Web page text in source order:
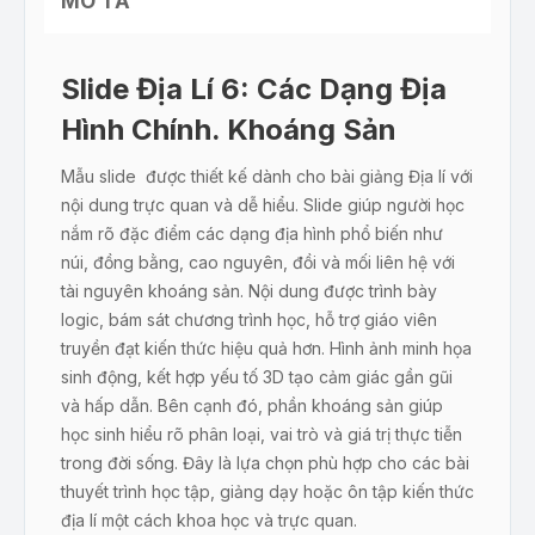
Slide Địa Lí 6: Các Dạng Địa
Hình Chính. Khoáng Sản
Mẫu slide được thiết kế dành cho bài giảng Địa lí với
nội dung trực quan và dễ hiểu. Slide giúp người học
nắm rõ đặc điểm các dạng địa hình phổ biến như
núi, đồng bằng, cao nguyên, đồi và mối liên hệ với
tài nguyên khoáng sản. Nội dung được trình bày
logic, bám sát chương trình học, hỗ trợ giáo viên
truyền đạt kiến thức hiệu quả hơn. Hình ảnh minh họa
sinh động, kết hợp yếu tố 3D tạo cảm giác gần gũi
và hấp dẫn. Bên cạnh đó, phần khoáng sản giúp
học sinh hiểu rõ phân loại, vai trò và giá trị thực tiễn
trong đời sống. Đây là lựa chọn phù hợp cho các bài
thuyết trình học tập, giảng dạy hoặc ôn tập kiến thức
địa lí một cách khoa học và trực quan.